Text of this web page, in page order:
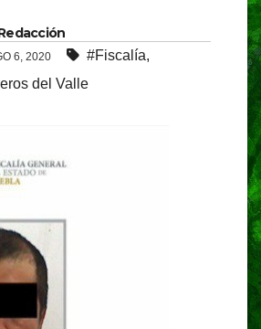
6, 2020 #Fiscalía,
del Valle